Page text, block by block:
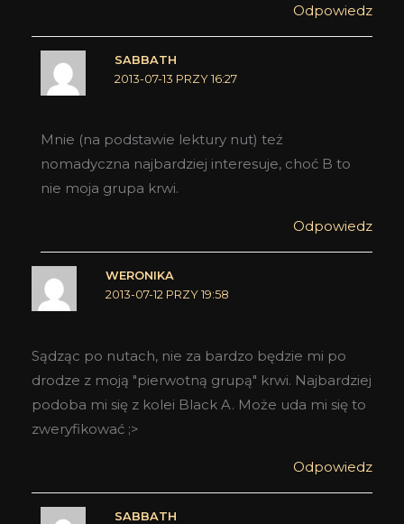
Odpowiedz
SABBATH
2013-07-13 PRZY 16:27
Mnie (na podstawie lektury nut) też
nomadyczna najbardziej interesuje, choć B to
nie moja grupa krwi.
Odpowiedz
WERONIKA
2013-07-12 PRZY 19:58
Sądząc po nutach, nie za bardzo będzie mi po
drodze z moją "pierwotną grupą" krwi. Najbardziej
podoba mi się z kolei Black A. Może uda mi się to
zweryfikować ;>
Odpowiedz
SABBATH